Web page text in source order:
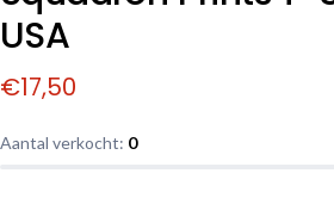
USA
€17,50
Aantal verkocht: 0